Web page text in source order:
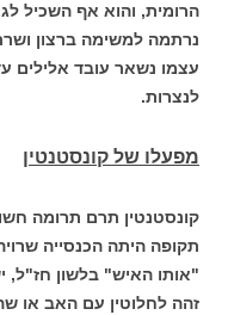
הרומית, והוא אף השכיל
נרתמה למשימה ברצון
עצמו נשאר עובד אלילים
לנצרות.
מפעלו של קונסטנטין
קונסטנטין תרם תרומה
תקופה היתה הכנסייה
"אותו האיש" בלשון חז"ל,
זהה לחלוטין עם האב או